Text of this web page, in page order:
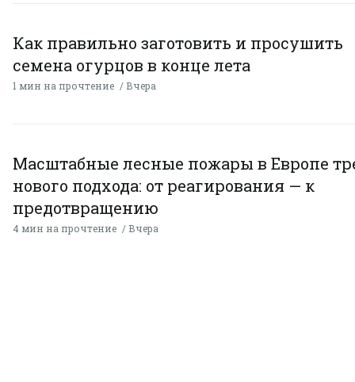
Как правильно заготовить и просушить
семена огурцов в конце лета
1 мин на прочтение Вчера
Масштабные лесные пожары в Европе
нового подхода: от реагирования — к
предотвращению
4 мин на прочтение Вчера